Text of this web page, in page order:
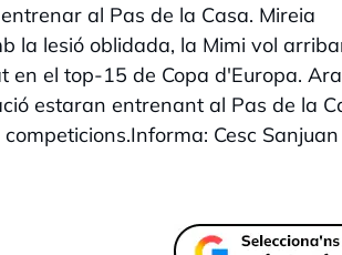
al Pas de la Casa. Mireia
la lesió oblidada, la Mimi vol
en el top-15 de Copa d'Europa.
estaran entrenant al Pas de la
Cesc Sanjuan